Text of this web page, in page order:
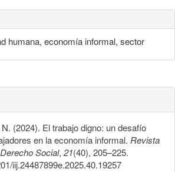
humana, economía informal, sector
(2024). El trabajo digno: un desafío
en la economía informal. Revista
Social, 21(40), 205–225.
iij.24487899e.2025.40.19257